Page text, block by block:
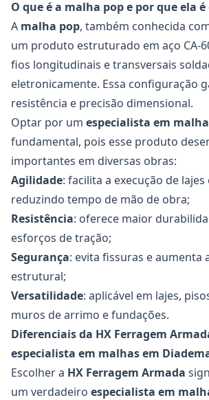
O que é a malha pop e por que ela é
A malha pop, também conhecida
um produto estruturado em aço CA-
fios longitudinais e transversais
eletronicamente. Essa configuração
resistência e precisão dimensional.
Optar por um especialista em
fundamental, pois esse produto
importantes em diversas obras:
Agilidade: facilita a execução de lajes
reduzindo tempo de mão de obra;
Resistência: oferece maior
esforços de tração;
Segurança: evita fissuras e aumenta
estrutural;
Versatilidade: aplicável em lajes,
muros de arrimo e fundações.
Diferenciais da HX Ferragem
especialista em malhas em
Escolher a HX Ferragem Armada
um verdadeiro especialista em